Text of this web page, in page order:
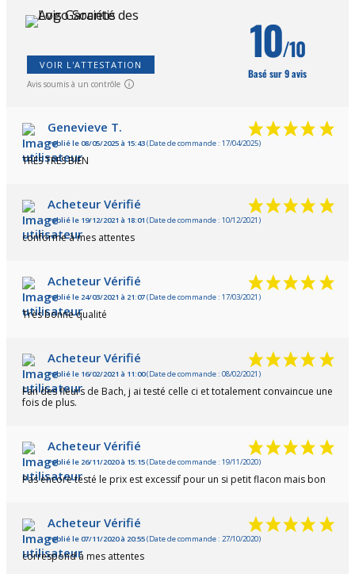
VOIR L'ATTESTATION
Avis soumis à un contrôle
10/10
Basé sur 9 avis
Genevieve T.
Publié le 08/05/2025 à 15:43(Date de commande : 17/04/2025)
TRES TRES BIEN
Acheteur Vérifié
Publié le 19/12/2021 à 18:01 (Date de commande : 10/12/2021)
conforme à mes attentes
Acheteur Vérifié
Publié le 24/03/2021 à 21:07(Date de commande : 17/03/2021)
Très bonne qualité
Acheteur Vérifié
Publié le 16/02/2021 à 11:00(Date de commande : 08/02/2021)
Fan des fleurs de Bach, j ai testé celle ci et totalement convaincue une
fois de plus.
Acheteur Vérifié
Publié le 26/11/2020 à 15:15(Date de commande : 19/11/2020)
Pas encore testé le prix est excessif pour un si petit flacon mais bon
Acheteur Vérifié
Publié le 07/11/2020 à 20:55(Date de commande : 27/10/2020)
correspond à mes attentes